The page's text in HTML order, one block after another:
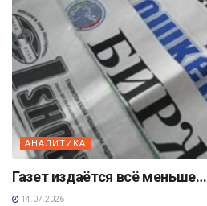
АНАЛИТИКА
Газет издаётся всё меньше…
14.07.2026